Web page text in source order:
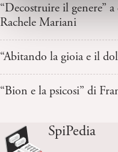
“Decostruire il genere”
Rachele Mariani
“Abitando la gioia e il
“Bion e la psicosi” di
SpiPedia